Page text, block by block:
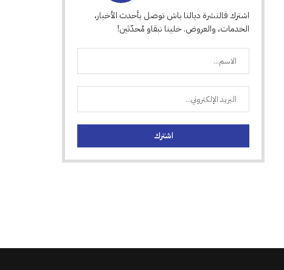
اشترك فالنشرة ديالنا باش توصل بأحدث الأخبار،
الخدمات، والعروض. خلينا نبقاو مُحدّثين!